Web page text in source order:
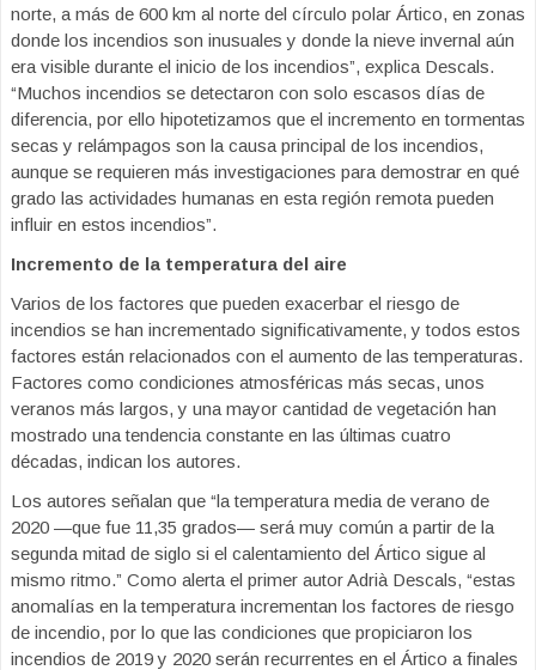
norte, a más de 600 km al norte del círculo polar Ártico, en zonas
donde los incendios son inusuales y donde la nieve invernal aún
era visible durante el inicio de los incendios”, explica Descals.
“Muchos incendios se detectaron con solo escasos días de
diferencia, por ello hipotetizamos que el incremento en tormentas
secas y relámpagos son la causa principal de los incendios,
aunque se requieren más investigaciones para demostrar en qué
grado las actividades humanas en esta región remota pueden
influir en estos incendios”.
Incremento de la temperatura del aire
Varios de los factores que pueden exacerbar el riesgo de
incendios se han incrementado significativamente, y todos estos
factores están relacionados con el aumento de las temperaturas.
Factores como condiciones atmosféricas más secas, unos
veranos más largos, y una mayor cantidad de vegetación han
mostrado una tendencia constante en las últimas cuatro
décadas, indican los autores.
Los autores señalan que “la temperatura media de verano de
2020 —que fue 11,35 grados— será muy común a partir de la
segunda mitad de siglo si el calentamiento del Ártico sigue al
mismo ritmo.” Como alerta el primer autor Adrià Descals, “estas
anomalías en la temperatura incrementan los factores de riesgo
de incendio, por lo que las condiciones que propiciaron los
incendios de 2019 y 2020 serán recurrentes en el Ártico a finales